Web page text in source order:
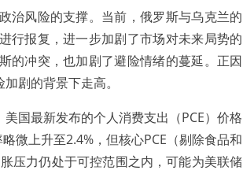
风险的支撑。当前，俄罗斯与乌克兰的
行报复，进一步加剧了市场对未来局势的
的冲突，也加剧了避险情绪的蔓延。正因
剧的背景下走高。
国最新发布的个人消费支出（PCE）价格
微上升至2.4%，但核心PCE（剔除食品和
压力仍处于可控范围之内，可能为美联储